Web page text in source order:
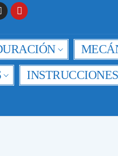
INSTRUCCIONES